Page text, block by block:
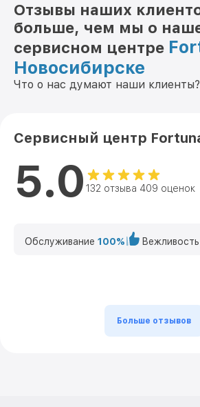
Отзывы наших
больше, чем мы о
сервисном центре
Новосибирске
Что о нас думают наши клиенты?
Сервисный центр
5.0 132 отзыва 409 оценок
Обслуживание 100%
Больше отзывов